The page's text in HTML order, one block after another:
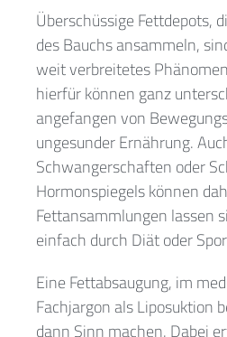
Überschüssige Fettdepots,
des Bauchs ansammeln,
weit verbreitetes
hierfür können ganz
angefangen von
ungesunder Ernährung.
Schwangerschaften oder
Hormonspiegels können
Fettansammlungen lassen
einfach durch Diät oder
Eine Fettabsaugung, im
Fachjargon als Liposuktion